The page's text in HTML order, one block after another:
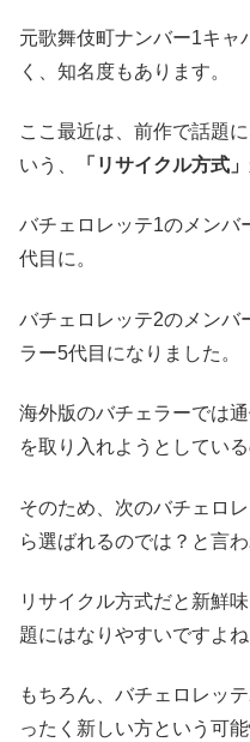
元歌舞伎町ナンバー1キャ
く、知名度もあります。
ここ最近は、前作で話題
いう、
「リサイクル方式
バチェロレッテ1のメンバ
代目に。
バチェロレッテ2のメンバ
ラー5代目になりました。
海外版のバチェラーでは
を取り入れようとしてい
そのため、次のバチェロ
ら選ばれるのでは？と言わ
リサイクル方式だと新鮮
題にはなりやすいですよね
もちろん、バチェロレッ
ったく新しい方という可能